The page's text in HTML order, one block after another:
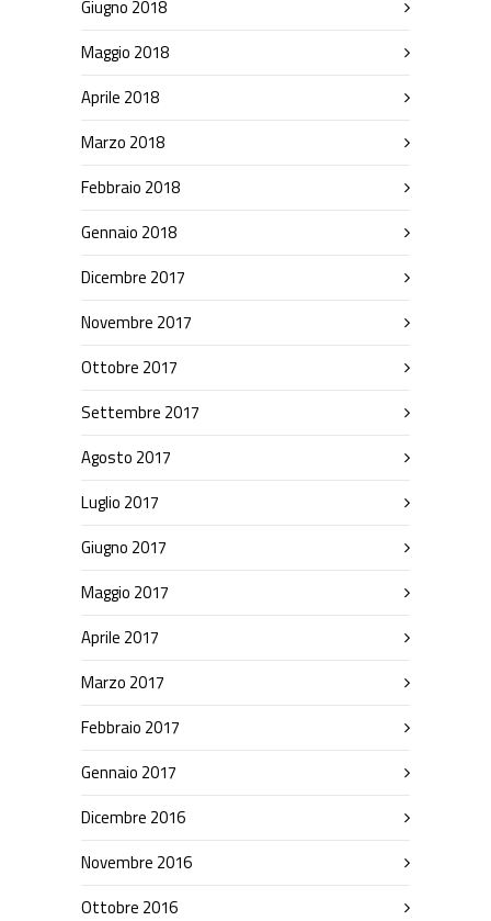
Giugno 2018
Maggio 2018
Aprile 2018
Marzo 2018
Febbraio 2018
Gennaio 2018
Dicembre 2017
Novembre 2017
Ottobre 2017
Settembre 2017
Agosto 2017
Luglio 2017
Giugno 2017
Maggio 2017
Aprile 2017
Marzo 2017
Febbraio 2017
Gennaio 2017
Dicembre 2016
Novembre 2016
Ottobre 2016